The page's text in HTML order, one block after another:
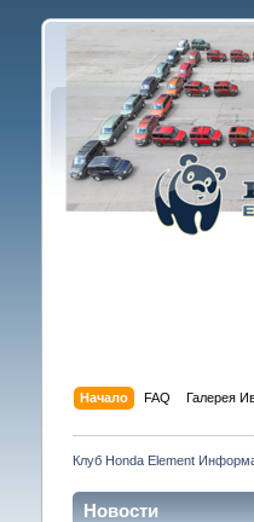
Начало FAQ Галерея
Клуб Honda Element
Новости